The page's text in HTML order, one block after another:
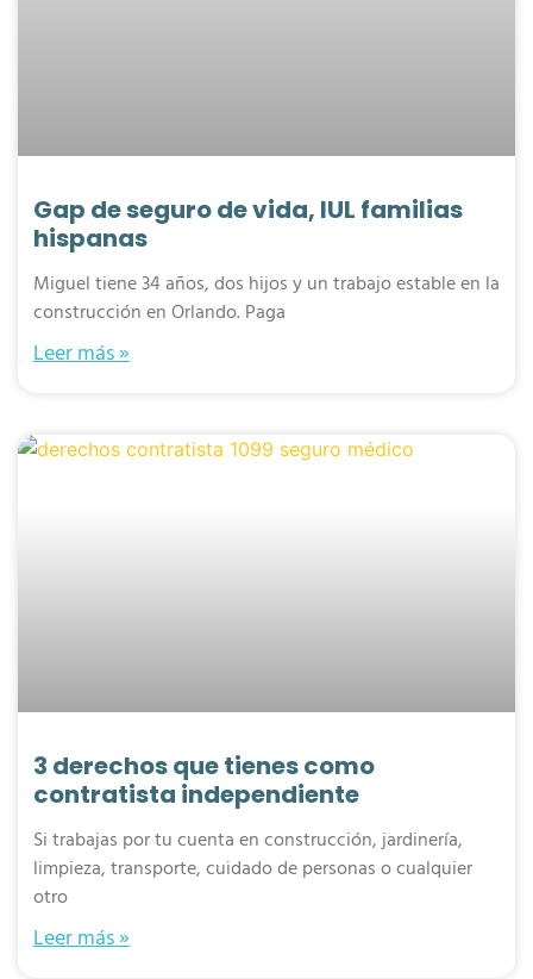
Gap de seguro de vida, IUL familias
hispanas
Miguel tiene 34 años, dos hijos y un trabajo estable en la
construcción en Orlando. Paga
Leer más »
3 derechos que tienes como
contratista independiente
Si trabajas por tu cuenta en construcción, jardinería,
limpieza, transporte, cuidado de personas o cualquier
otro
Leer más »